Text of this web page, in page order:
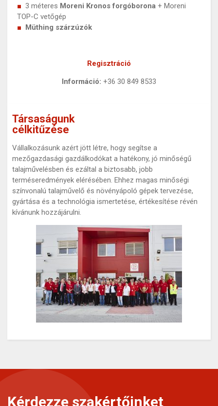
3 méteres Moreni Kronos forgóborona + Moreni
TOP-C vetőgép
Müthing szárzúzók
Regisztráció
Információ: +36 30 849 8533
Társaságunk
célkitűzése
Vállalkozásunk azért jött létre, hogy segítse a
mezőgazdasági gazdálkodókat a hatékony, jó minőségű
talajművelésben és ezáltal a biztosabb, jobb
terméseredmények elérésében. Ehhez magas minőségi
színvonalú talajművelő és növényápoló gépek tervezése,
gyártása és a technológia ismertetése, értékesítése révén
kívánunk hozzájárulni.
Kérdezze szakértőinket